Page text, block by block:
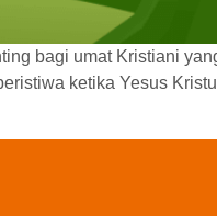
bagi umat Kristiani
ketika Yesus